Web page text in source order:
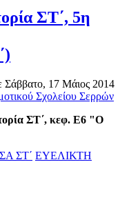
ΣΤ΄, 5η
Σάββατο, 17 Μάιος 2014
Σχολείου Σερρών
ΣΤ΄, κεφ. Ε6 "Ο
ΣΤ΄ ΕΥΕΛΙΚΤΗ